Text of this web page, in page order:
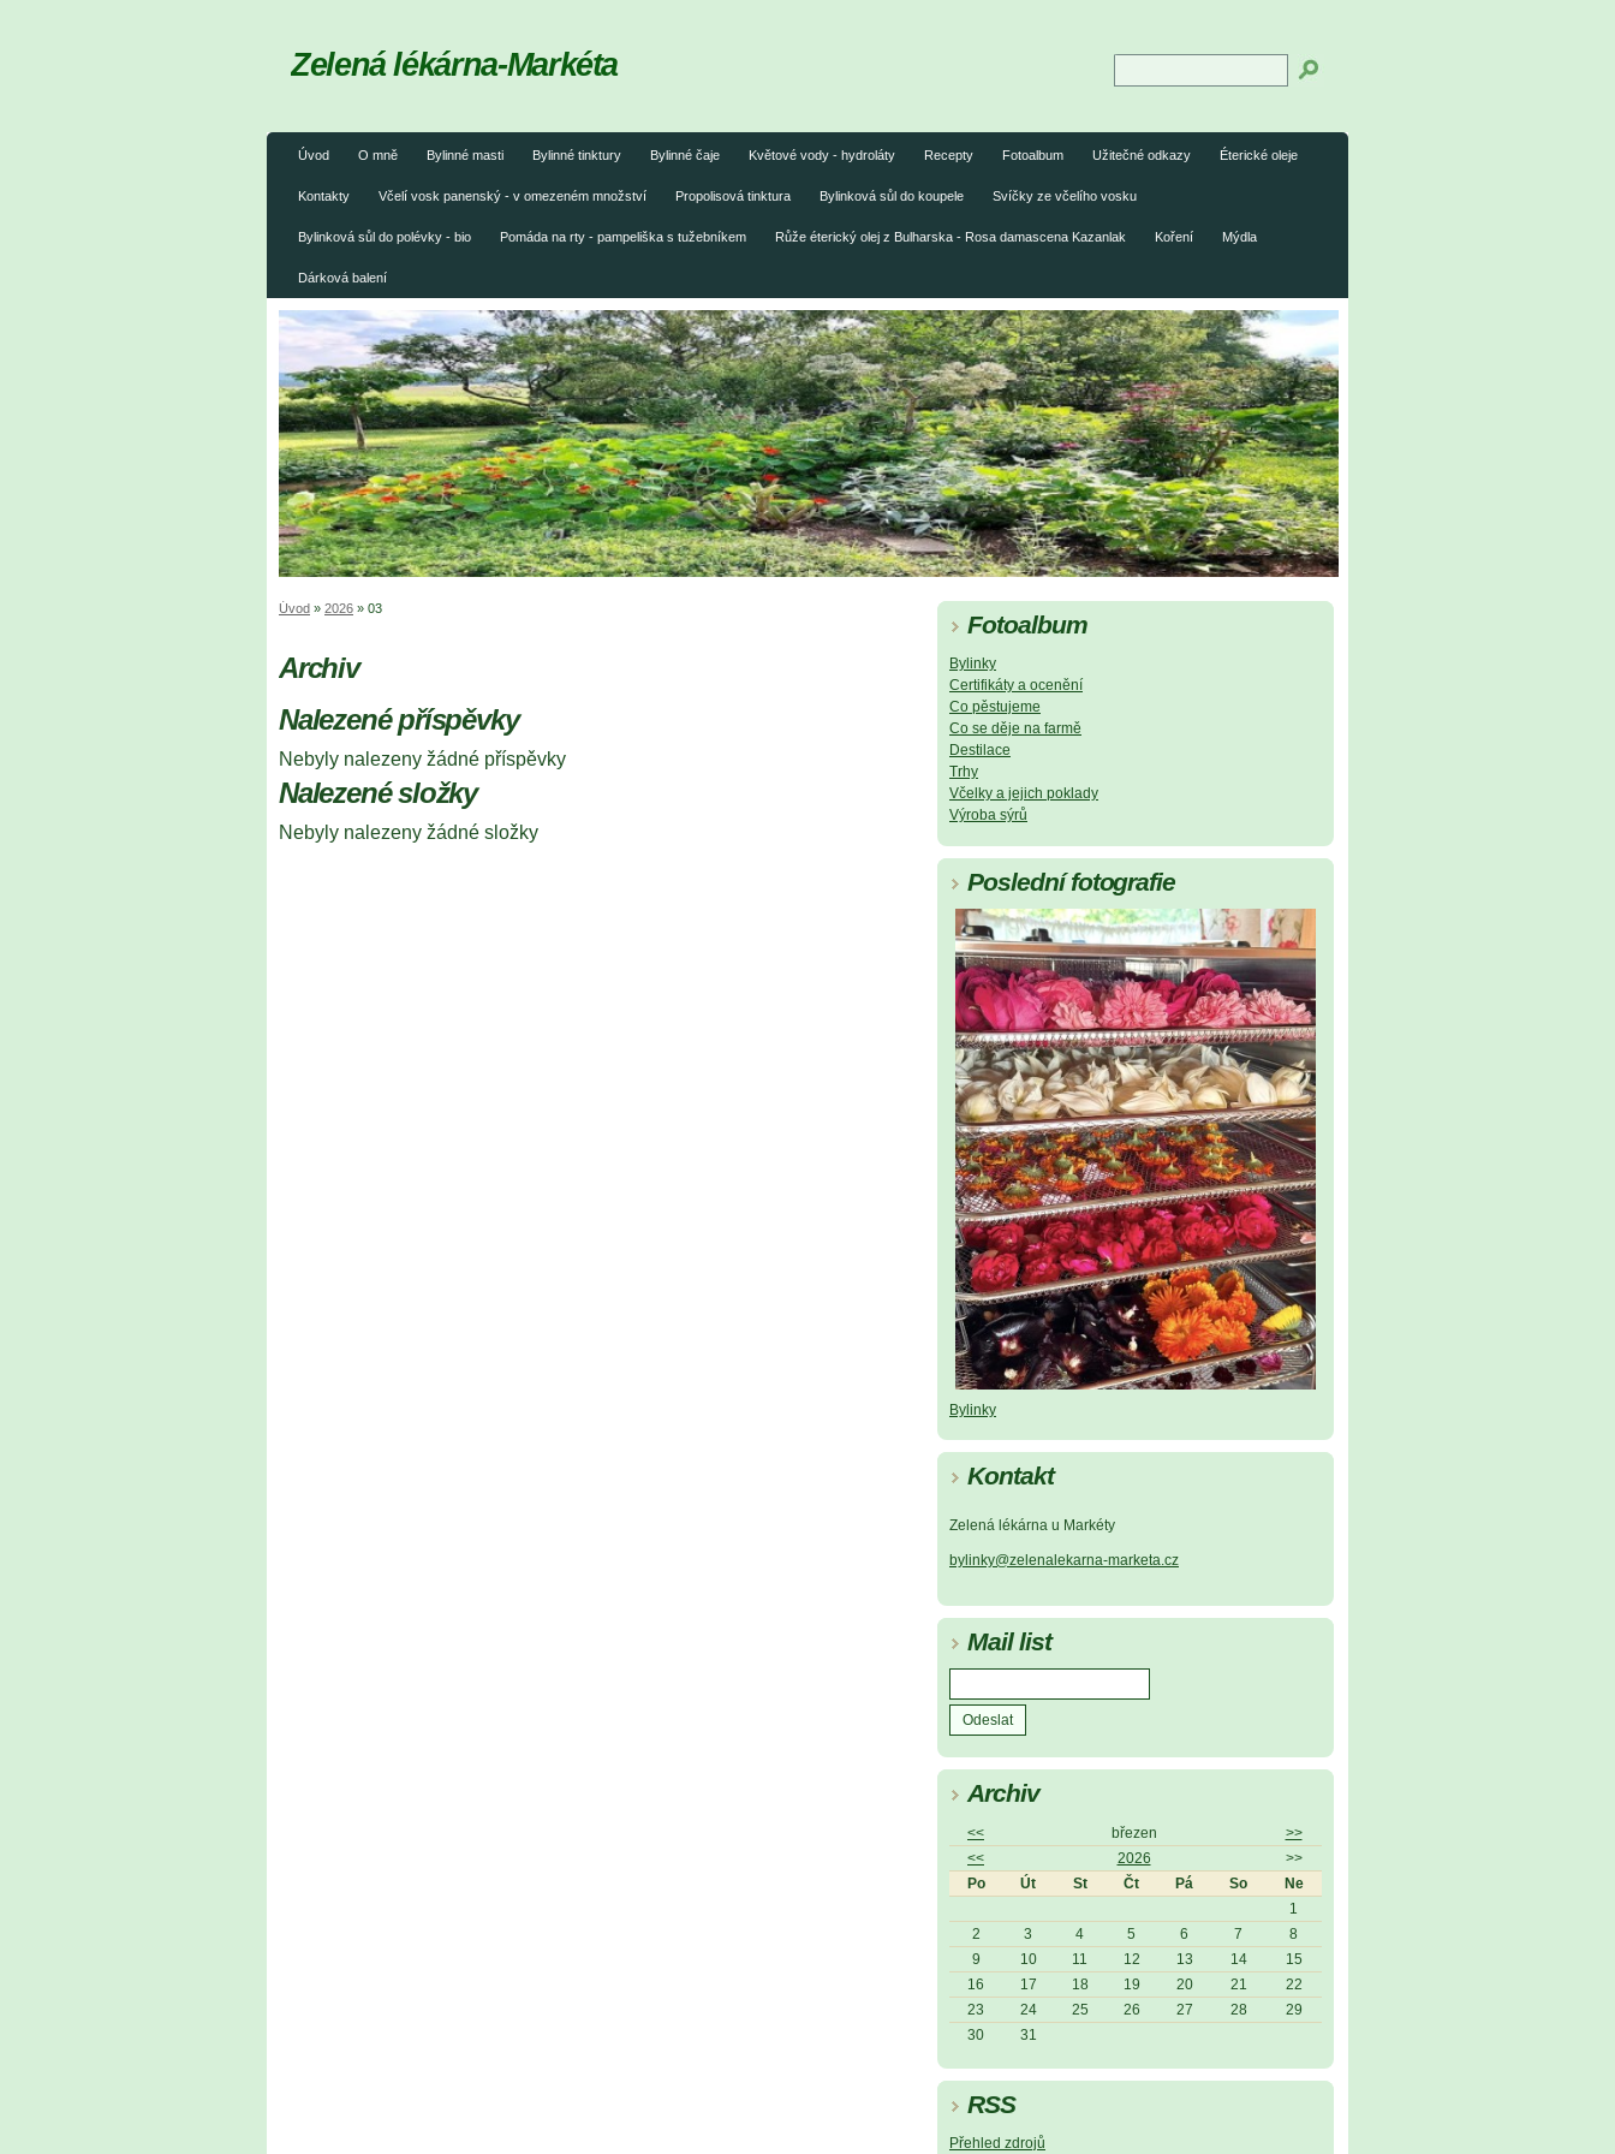
Úvod O mně Bylinné masti Bylinné tinktury Bylinné čaje Květové vody - hydroláty Recepty Fotoalbum Užitečné odkazy Éterické oleje
Kontakty Včelí vosk panenský - v omezeném množství Propolisová tinktura Bylinková sůl do koupele Svíčky ze včelího vosku
Bylinková sůl do polévky - bio Pomáda na rty - pampeliška s tužebníkem Růže éterický olej z Bulharska - Rosa damascena Kazanlak Koření Mýdla
Dárková balení
Zelená lékárna-Markéta
Úvod » 2026 » 03
Archiv
Nalezené příspěvky
Nebyly nalezeny žádné příspěvky
Nalezené složky
Nebyly nalezeny žádné složky
Fotoalbum
Bylinky
Certifikáty a ocenění
Co pěstujeme
Co se děje na farmě
Destilace
Trhy
Včelky a jejich poklady
Výroba sýrů
Poslední fotografie
Bylinky
Kontakt
Zelená lékárna u Markéty
bylinky@zelenalekarna-marketa.cz
Mail list
Archiv
<< březen
>>
<<
2026
>>
Po
Út St Čt Pá So
Ne
1
2
3 4 5 6 7
8
9
10 11 12 13 14
15
16
17 18 19 20 21
22
23
24 25 26 27 28
29
30
31
RSS
Přehled zdrojů